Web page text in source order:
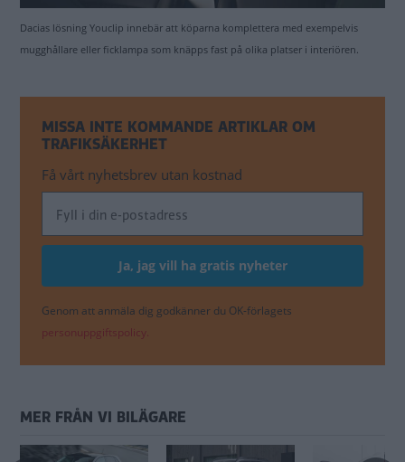
Dacias lösning Youclip innebär att köparna komplettera med exempelvis
mugghållare eller ficklampa som knäpps fast på olika platser i interiören.
MISSA INTE KOMMANDE ARTIKLAR OM
TRAFIKSÄKERHET
Få vårt nyhetsbrev utan kostnad
Genom att anmäla dig godkänner du OK-förlagets
personuppgiftspolicy.
MER FRÅN VI BILÄGARE